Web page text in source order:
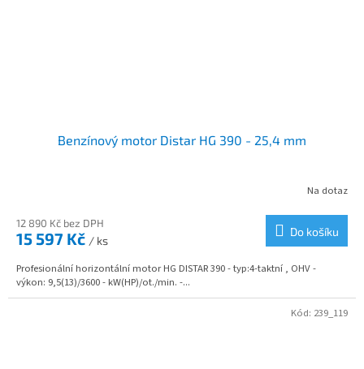
Benzínový motor Distar HG 390 - 25,4 mm
Na dotaz
12 890 Kč bez DPH
15 597 Kč / ks
Do košíku
Profesionální horizontální motor HG DISTAR 390 - typ:4-taktní , OHV -
výkon: 9,5(13)/3600 - kW(HP)/ot./min. -...
Kód: 239_119